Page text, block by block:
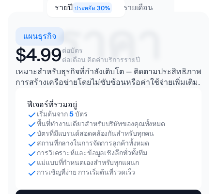
รายปี ประหยัด 30% รายเดือน
ราคา
แผนธุรกิจ
$4.99ต่อบัตร
ต่อเดือน คิดค่าบริการรายปี
เหมาะสำหรับธุรกิจที่กำลังเติบโต — ติดตามประสิทธิภาพ
การสร้างเครือข่ายโดยไม่ซับซ้อนหรือค่าใช้จ่ายเพิ่มเติม.
ฟีเจอร์ที่รวมอยู่
เริ่มต้นจาก5บัตร
พื้นที่ทำงานเดียวสำหรับบริษัทของคุณทั้งหมด
บัตรที่มีแบรนด์สอดคล้องกันสำหรับทุกคน
สถานที่กลางในการจัดการลูกค้าทั้งหมด
การวิเคราะห์และข้อมูลเชิงลึกทั่วทั้งทีม
แม่แบบที่กำหนดเองสำหรับทุกแผนก
การเชิญที่ง่าย การเริ่มต้นที่รวดเร็ว